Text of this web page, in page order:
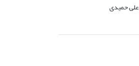
حمیدی